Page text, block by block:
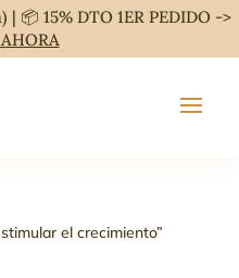
| 📦 15% DTO 1ER PEDIDO ->
el crecimiento”